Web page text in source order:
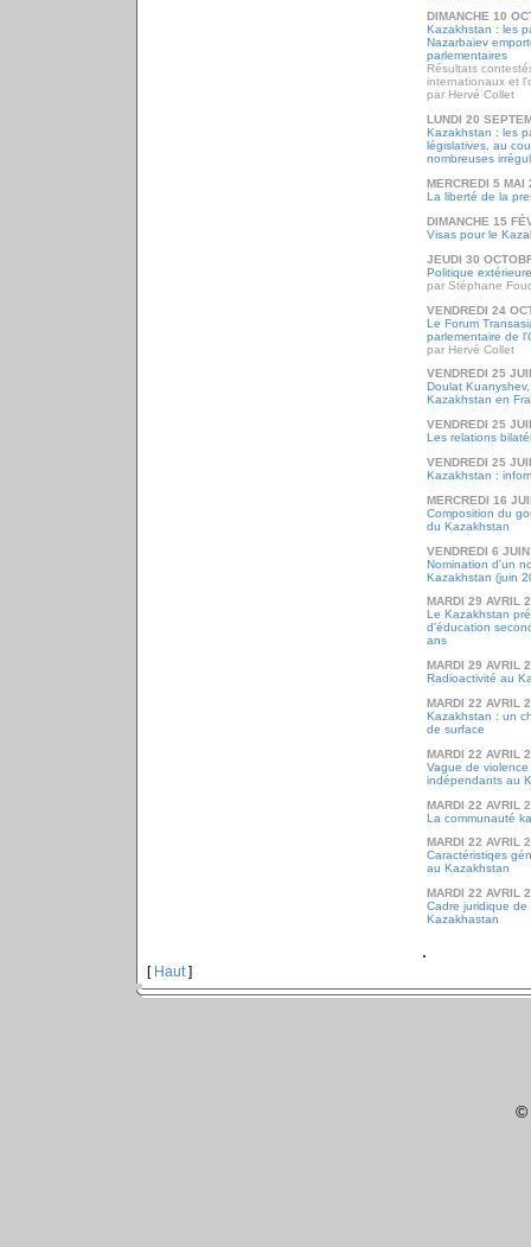
DIMANCHE 10
Kazakhstan : les
Nazarbaiev
parlementaires
Résultats
internationaux et
par Hervé Collet
LUNDI 20
Kazakhstan : les
législatives, au
nombreuses
MERCREDI 5 MAI
La liberté de la
DIMANCHE 15
Visas pour le
JEUDI 30
Politique
par Stéphane
VENDREDI 24
Le Forum
parlementaire de
par Hervé Collet
VENDREDI 25
Doulat
Kazakhstan en
VENDREDI 25
Les relations
VENDREDI 25
Kazakhstan :
MERCREDI 16
Composition du
du Kazakhstan
VENDREDI 6
Nomination d'un
Kazakhstan (juin
MARDI 29 AVRIL
Le Kazakhstan
d'éducation
ans
MARDI 29 AVRIL
Radioactivité au
MARDI 22 AVRIL
Kazakhstan : un
de surface
MARDI 22 AVRIL
Vague de
indépendants au
MARDI 22 AVRIL
La communauté
MARDI 22 AVRIL
Caractéristiqes
au Kazakhstan
MARDI 22 AVRIL
Cadre juridique
Kazakhastan
[ Haut ]
©